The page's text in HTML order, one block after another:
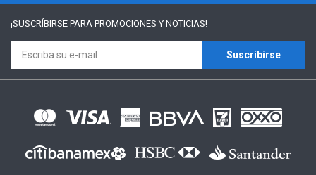
¡SUSCRÍBIRSE PARA PROMOCIONES Y NOTICIAS!
Suscríbirse